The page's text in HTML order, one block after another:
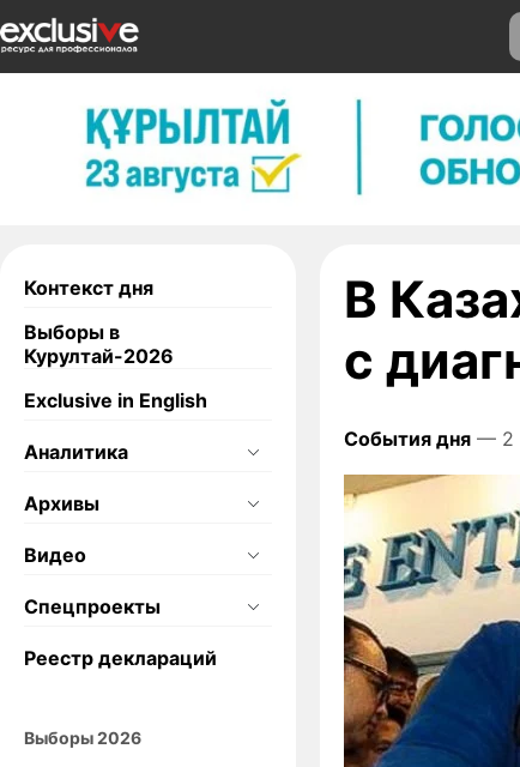
Контекст дня
Выборы в
Курултай-2026
Exclusive in English
Аналитика
Архивы
Видео
Спецпроекты
Реестр деклараций
Выборы 2026
В
с
События дня — 2